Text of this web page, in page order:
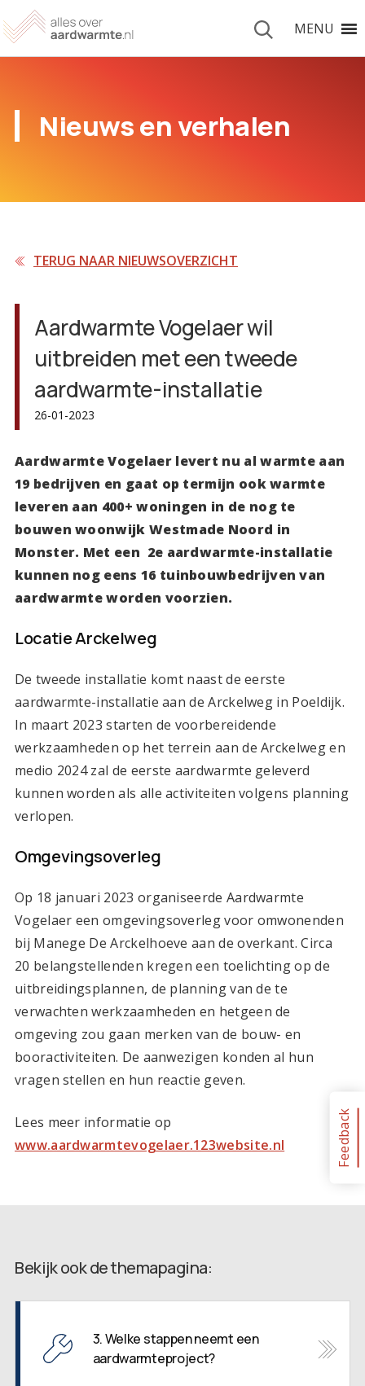
MENU
Nieuws en verhalen
TERUG NAAR NIEUWSOVERZICHT
Aardwarmte Vogelaer wil
uitbreiden met een tweede
aardwarmte-installatie
26-01-2023
Aardwarmte Vogelaer levert nu al warmte aan
19 bedrijven en gaat op termijn ook warmte
leveren aan 400+ woningen in de nog te
bouwen woonwijk Westmade Noord in
Monster. Met een 2e aardwarmte-installatie
kunnen nog eens 16 tuinbouwbedrijven van
aardwarmte worden voorzien.
Locatie Arckelweg
De tweede installatie komt naast de eerste
aardwarmte-installatie aan de Arckelweg in Poeldijk.
In maart 2023 starten de voorbereidende
werkzaamheden op het terrein aan de Arckelweg en
medio 2024 zal de eerste aardwarmte geleverd
kunnen worden als alle activiteiten volgens planning
verlopen.
Omgevingsoverleg
Op 18 januari 2023 organiseerde Aardwarmte
Vogelaer een omgevingsoverleg voor omwonenden
bij Manege De Arckelhoeve aan de overkant. Circa
20 belangstellenden kregen een toelichting op de
uitbreidingsplannen, de planning van de te
verwachten werkzaamheden en hetgeen de
omgeving zou gaan merken van de bouw- en
booractiviteiten. De aanwezigen konden al hun
vragen stellen en hun reactie geven.
Lees meer informatie op
www.aardwarmtevogelaer.123website.nl
Bekijk ook de themapagina:
3. Welke stappen neemt een
aardwarmteproject?
Feedback